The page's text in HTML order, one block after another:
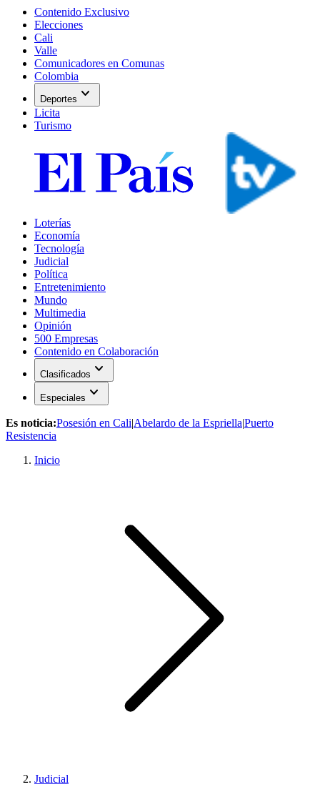
Contenido Exclusivo
Elecciones
Cali
Valle
Comunicadores en Comunas
Colombia
Deportes expand_more
Licita
Turismo
Loterías
Economía
Tecnología
Judicial
Política
Entretenimiento
Mundo
Multimedia
Opinión
500 Empresas
Contenido en Colaboración
Clasificados expand_more
Especiales expand_more
Es noticia:Posesión en Cali|Abelardo de la Espriella|Puerto
Resistencia
Inicio
Judicial